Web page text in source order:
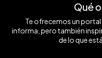
Qué
Te ofrecemos un
informa, pero también
de lo que